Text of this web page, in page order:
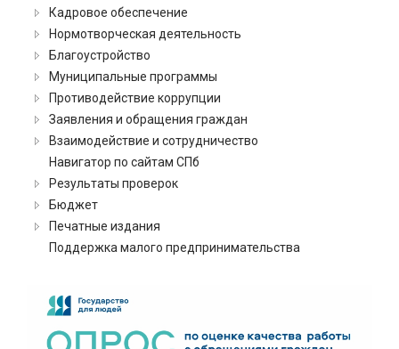
Кадровое обеспечение
Нормотворческая деятельность
Благоустройство
Муниципальные программы
Противодействие коррупции
Заявления и обращения граждан
Взаимодействие и сотрудничество
Навигатор по сайтам СПб
Результаты проверок
Бюджет
Печатные издания
Поддержка малого предпринимательства